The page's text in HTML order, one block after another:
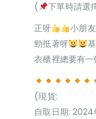
(
下單時請選
正呀
小朋
勁抵著呀
衣櫃裡總要有一
(現貨:
自取日期: